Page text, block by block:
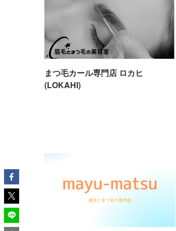
まつ毛カール専門店 ロカヒ
(LOKAHI)